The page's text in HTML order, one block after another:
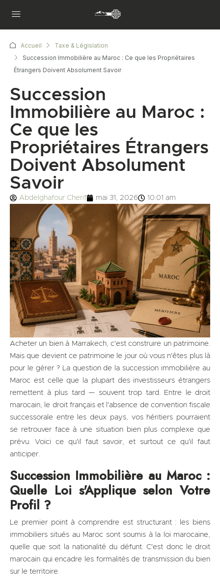
Accueil
Taxe & Législation
Succession Immobilière au Maroc : Ce que les Propriétaires
Étrangers Doivent Absolument Savoir
Succession
Immobilière au Maroc :
Ce que les
Propriétaires Étrangers
Doivent Absolument
Savoir
Abdelghafour Cherif mai 31, 2026 10:01 am
Acheter un bien à Marrakech, c'est construire un patrimoine.
Mais que devient ce patrimoine le jour où vous n'êtes plus là
pour le gérer ? La question de la succession immobilière au
Maroc est celle que la plupart des investisseurs étrangers
remettent à plus tard — souvent trop tard. Entre le droit
marocain, le droit français et l'absence de convention fiscale
successorale entre les deux pays, vos héritiers pourraient
se retrouver face à une situation bien plus complexe que
prévu. Voici ce qu'il faut savoir, et surtout ce qu'il faut
anticiper.
Succession Immobilière au Maroc :
Quelle Loi s'Applique selon Votre
Profil ?
Le premier point à comprendre est structurant : les biens
immobiliers situés au Maroc sont soumis à la loi marocaine,
quelle que soit la nationalité du défunt. C'est donc le droit
marocain qui encadre les formalités de transmission du bien
sur le territoire.